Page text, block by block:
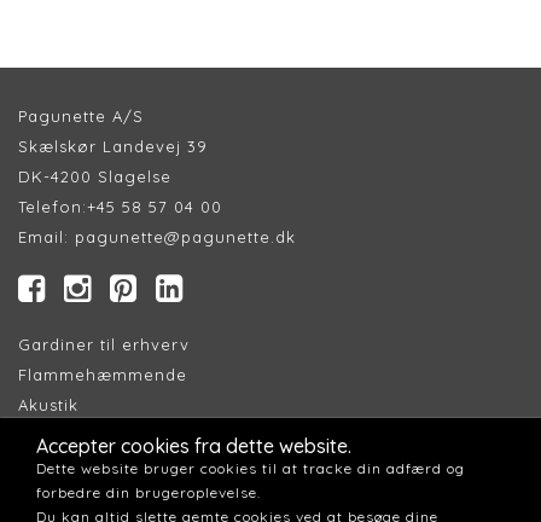
Pagunette A/S
Skælskør Landevej 39
DK-4200 Slagelse
Telefon:+45 58 57 04 00
Email: pagunette@pagunette.dk
Gardiner til erhverv
Flammehæmmende
Akustik
Find Forhandler
Cookiepolitik
Accepter cookies fra dette website.
Dette website bruger cookies til at tracke din adfærd og
forbedre din brugeroplevelse.
Du kan altid slette gemte cookies ved at besøge dine